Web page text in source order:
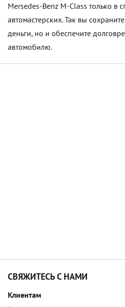
Mersedes-Benz M-Class только в
автомастерских. Так вы
деньги, но и обеспечите
автомобилю.
СВЯЖИТЕСЬ С НАМИ
Клиентам